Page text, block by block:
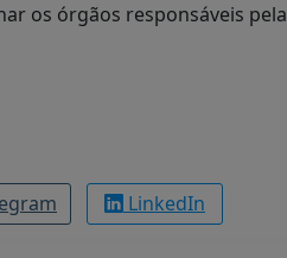
os órgãos responsáveis pela
LinkedIn